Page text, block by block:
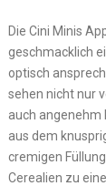
Die Cini Minis
geschmacklich
optisch
sehen nicht nur
auch angenehm
aus dem
cremigen
Cerealien zu